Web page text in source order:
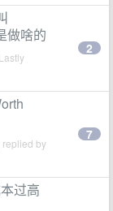
做啥的
2
replied by
7
过高